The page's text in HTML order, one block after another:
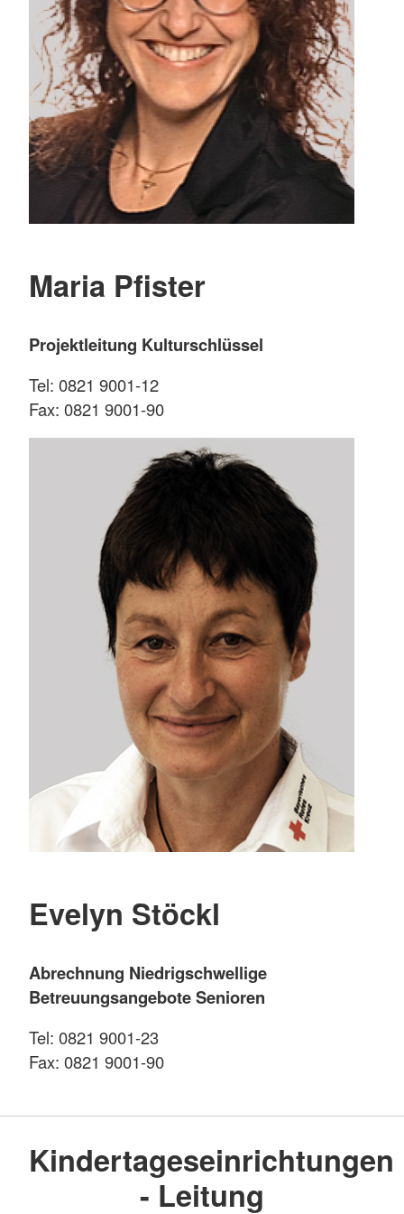
Maria Pfister
Projektleitung Kulturschlüssel
Tel: 0821 9001-12
Fax: 0821 9001-90
Evelyn Stöckl
Abrechnung Niedrigschwellige
Betreuungsangebote Senioren
Tel: 0821 9001-23
Fax: 0821 9001-90
Kindertageseinrichtungen
- Leitung